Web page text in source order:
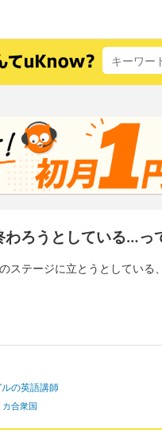
わろうとしている…っ
ステージに立とうとしてい
の英語講師
カ合衆国